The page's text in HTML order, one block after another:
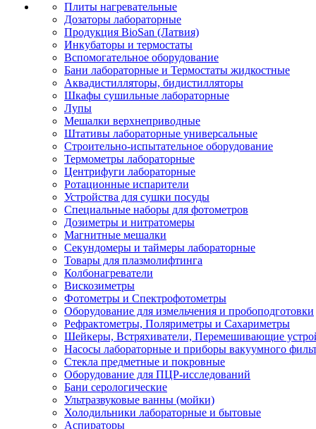
Плиты нагревательные
Дозаторы лабораторные
Продукция BioSan (Латвия)
Инкубаторы и термостаты
Вспомогательное оборудование
Бани лабораторные и Термостаты жидкостные
Аквадистилляторы, бидистилляторы
Шкафы сушильные лабораторные
Лупы
Мешалки верхнеприводные
Штативы лабораторные универсальные
Строительно-испытательное оборудование
Термометры лабораторные
Центрифуги лабораторные
Ротационные испарители
Устройства для сушки посуды
Специальные наборы для фотометров
Дозиметры и нитратомеры
Магнитные мешалки
Секундомеры и таймеры лабораторные
Товары для плазмолифтинга
Колбонагреватели
Вискозиметры
Фотометры и Спектрофотометры
Оборудование для измельчения и пробоподготовки
Рефрактометры, Поляриметры и Сахариметры
Шейкеры, Встряхиватели, Перемешивающие
Насосы лабораторные и приборы вакуумного
Стекла предметные и покровные
Оборудование для ПЦР-исследований
Бани серологические
Ультразвуковые ванны (мойки)
Холодильники лабораторные и бытовые
Аспираторы